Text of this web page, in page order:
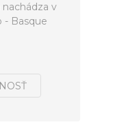
v
- Basque